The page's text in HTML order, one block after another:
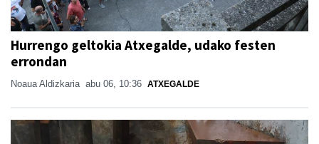
Hurrengo geltokia Atxegalde, udako festen
errondan
Noaua Aldizkaria abu 06, 10:36 ATXEGALDE